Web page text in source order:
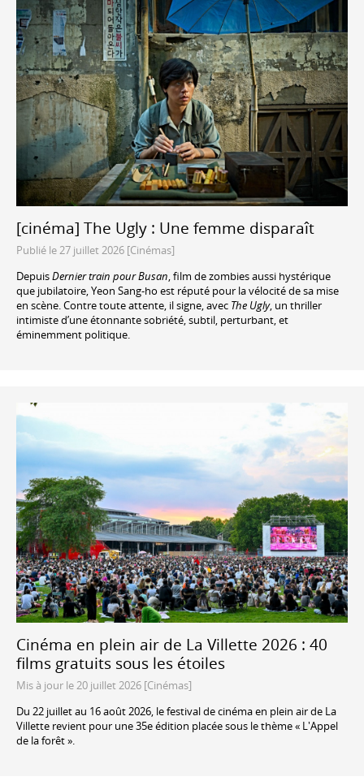
[cinéma] The Ugly : Une femme disparaît
Publié le 27 juillet 2026 [Cinémas]
DepuisDernier train pour Busan, film de zombies aussi hystérique
que jubilatoire, Yeon Sang-ho est réputé pour la vélocité de sa mise
en scène. Contre toute attente, il signe, avec The Ugly, un thriller
intimiste d’une étonnante sobriété, subtil, perturbant, et
éminemment politique.
Cinéma en plein air de La Villette 2026 : 40
films gratuits sous les étoiles
Mis à jour le 20 juillet 2026 [Cinémas]
Du 22 juillet au 16 août 2026, le festival de cinéma en plein air de La
Villette revient pour une 35e édition placée sous le thème « L'Appel
de la forêt ».